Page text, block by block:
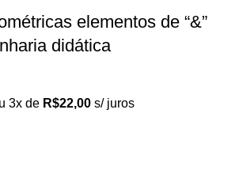
elementos de “&”
didática
3x de R$22,00 s/ juros